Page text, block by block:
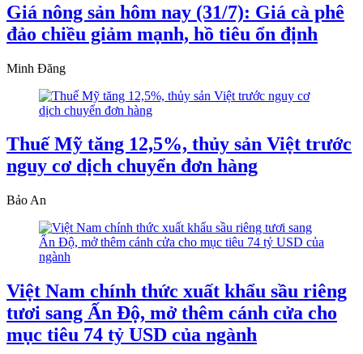
Giá nông sản hôm nay (31/7): Giá cà phê
đảo chiều giảm mạnh, hồ tiêu ổn định
Minh Đăng
Thuế Mỹ tăng 12,5%, thủy sản Việt trước
nguy cơ dịch chuyển đơn hàng
Bảo An
Việt Nam chính thức xuất khẩu sầu riêng
tươi sang Ấn Độ, mở thêm cánh cửa cho
mục tiêu 74 tỷ USD của ngành